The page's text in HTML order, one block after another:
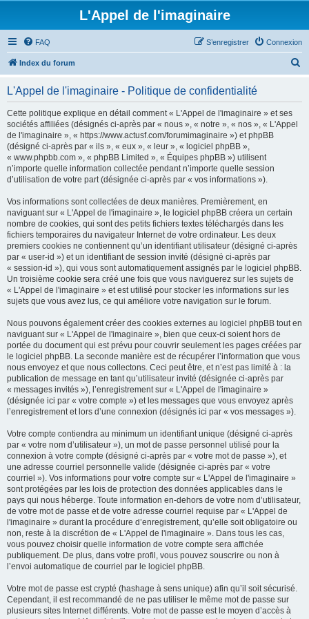
L'Appel de l'imaginaire
FAQ Connexion
S’enregistrer
Index du forum
L'Appel de l'imaginaire - Politique de confidentialité
Cette politique explique en détail comment « L'Appel de l'imaginaire » et ses
sociétés affiliées (désignés ci-après par « nous », « notre », « nos », « L'Appel
de l'imaginaire », « https://www.actusf.com/forumimaginaire ») et phpBB
(désigné ci-après par « ils », « eux », « leur », « logiciel phpBB »,
« www.phpbb.com », « phpBB Limited », « Équipes phpBB ») utilisent
n’importe quelle information collectée pendant n’importe quelle session
d’utilisation de votre part (désignée ci-après par « vos informations »).
Vos informations sont collectées de deux manières. Premièrement, en
naviguant sur « L'Appel de l'imaginaire », le logiciel phpBB créera un certain
nombre de cookies, qui sont des petits fichiers textes téléchargés dans les
fichiers temporaires du navigateur Internet de votre ordinateur. Les deux
premiers cookies ne contiennent qu’un identifiant utilisateur (désigné ci-après
par « user-id ») et un identifiant de session invité (désigné ci-après par
« session-id »), qui vous sont automatiquement assignés par le logiciel phpBB.
Un troisième cookie sera créé une fois que vous naviguerez sur les sujets de
« L'Appel de l'imaginaire » et est utilisé pour stocker les informations sur les
sujets que vous avez lus, ce qui améliore votre navigation sur le forum.
Nous pouvons également créer des cookies externes au logiciel phpBB tout en
naviguant sur « L'Appel de l'imaginaire », bien que ceux-ci soient hors de
portée du document qui est prévu pour couvrir seulement les pages créées par
le logiciel phpBB. La seconde manière est de récupérer l’information que vous
nous envoyez et que nous collectons. Ceci peut être, et n’est pas limité à : la
publication de message en tant qu’utilisateur invité (désignée ci-après par
« messages invités »), l’enregistrement sur « L'Appel de l'imaginaire »
(désignée ici par « votre compte ») et les messages que vous envoyez après
l’enregistrement et lors d’une connexion (désignés ici par « vos messages »).
Votre compte contiendra au minimum un identifiant unique (désigné ci-après
par « votre nom d’utilisateur »), un mot de passe personnel utilisé pour la
connexion à votre compte (désigné ci-après par « votre mot de passe »), et
une adresse courriel personnelle valide (désignée ci-après par « votre
courriel »). Vos informations pour votre compte sur « L'Appel de l'imaginaire »
sont protégées par les lois de protection des données applicables dans le
pays qui nous héberge. Toute information en-dehors de votre nom d’utilisateur,
de votre mot de passe et de votre adresse courriel requise par « L'Appel de
l'imaginaire » durant la procédure d’enregistrement, qu’elle soit obligatoire ou
non, reste à la discrétion de « L'Appel de l'imaginaire ». Dans tous les cas,
vous pouvez choisir quelle information de votre compte sera affichée
publiquement. De plus, dans votre profil, vous pouvez souscrire ou non à
l’envoi automatique de courriel par le logiciel phpBB.
Votre mot de passe est crypté (hashage à sens unique) afin qu’il soit sécurisé.
Cependant, il est recommandé de ne pas utiliser le même mot de passe sur
plusieurs sites Internet différents. Votre mot de passe est le moyen d’accès à